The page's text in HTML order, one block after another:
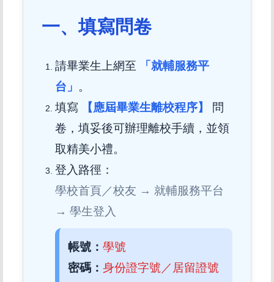
一、填寫問卷
請畢業生上網至
「就輔服務平
台」 。
填寫
【應屆畢業生離校程序】
問
卷，填妥後可辦理離校手續，並領
取精美小禮。
登入路徑：
學校首頁／校友 → 就輔服務平台
→ 學生登入
帳號： 學號
密碼： 身份證字號／居留證號